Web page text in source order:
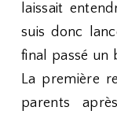
laissait
suis donc
final passé un
La première
parents